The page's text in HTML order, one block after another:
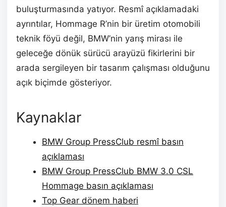
buluşturmasında yatıyor. Resmî açıklamadaki
ayrıntılar, Hommage R’nin bir üretim otomobili
teknik föyü değil, BMW’nin yarış mirası ile
geleceğe dönük sürücü arayüzü fikirlerini bir
arada sergileyen bir tasarım çalışması olduğunu
açık biçimde gösteriyor.
Kaynaklar
BMW Group PressClub resmî basın
açıklaması
BMW Group PressClub BMW 3.0 CSL
Hommage basın açıklaması
Top Gear dönem haberi